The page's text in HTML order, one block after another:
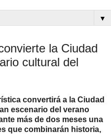
▼
la Ciudad
cultural del
convertirá a la Ciudad
escenario del verano
más de dos meses una
que combinarán historia,